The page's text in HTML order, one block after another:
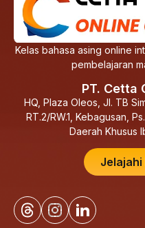
Kelas bahasa asing online
pembelajaran
PT. Cetta
HQ, Plaza Oleos, Jl. TB
RT.2/RW.1, Kebagusan,
Daerah Khusus
Jelajahi